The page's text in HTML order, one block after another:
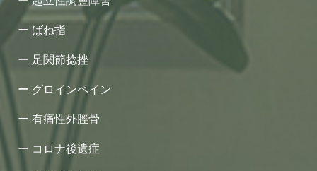
ばね指
足関節捻挫
グロインペイン
有痛性外脛骨
コロナ後遺症